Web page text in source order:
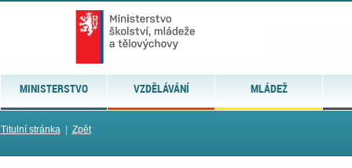
MINISTERSTVO VZDĚLÁVÁNÍ MLÁDEŽ
Titulní stránka| Zpět